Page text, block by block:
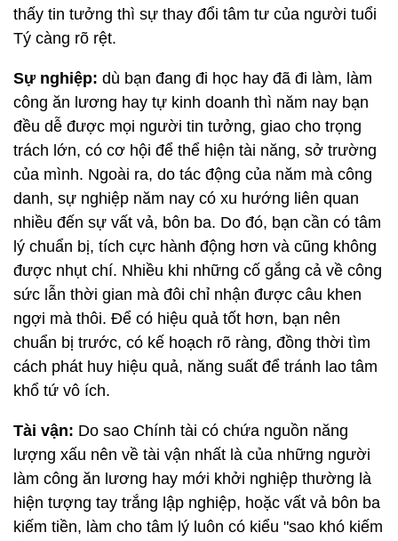
thấy tin tưởng thì sự thay đổi tâm tư của người tuổi
Tý càng rõ rệt.
Sự nghiệp: dù bạn đang đi học hay đã đi làm, làm
công ăn lương hay tự kinh doanh thì năm nay bạn
đều dễ được mọi người tin tưởng, giao cho trọng
trách lớn, có cơ hội để thể hiện tài năng, sở trường
của mình. Ngoài ra, do tác động của năm mà công
danh, sự nghiệp năm nay có xu hướng liên quan
nhiều đến sự vất vả, bôn ba. Do đó, bạn cần có tâm
lý chuẩn bị, tích cực hành động hơn và cũng không
được nhụt chí. Nhiều khi những cố gắng cả về công
sức lẫn thời gian mà đôi chỉ nhận được câu khen
ngợi mà thôi. Để có hiệu quả tốt hơn, bạn nên
chuẩn bị trước, có kế hoạch rõ ràng, đồng thời tìm
cách phát huy hiệu quả, năng suất để tránh lao tâm
khổ tứ vô ích.
Tài vận: Do sao Chính tài có chứa nguồn năng
lượng xấu nên về tài vận nhất là của những người
làm công ăn lương hay mới khởi nghiệp thường là
hiện tượng tay trắng lập nghiệp, hoặc vất vả bôn ba
kiếm tiền, làm cho tâm lý luôn có kiểu "sao khó kiếm